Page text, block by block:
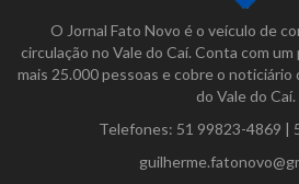
O Jornal Fato Novo é o veículo de
circulação no Vale do Caí. Conta com
mais 25.000 pessoas e cobre o
do Vale do Caí.
Telefones: 51 99823-4869 |